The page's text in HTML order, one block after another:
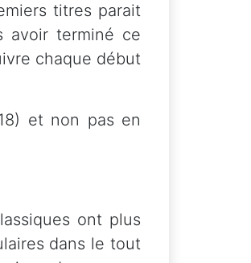
titres parait
avoir terminé ce
chaque début
et non pas en
ont plus
dans le tout